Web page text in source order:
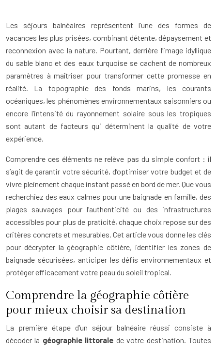
Les séjours balnéaires représentent l’une des formes de
vacances les plus prisées, combinant détente, dépaysement et
reconnexion avec la nature. Pourtant, derrière l’image idyllique
du sable blanc et des eaux turquoise se cachent de nombreux
paramètres à maîtriser pour transformer cette promesse en
réalité. La topographie des fonds marins, les courants
océaniques, les phénomènes environnementaux saisonniers ou
encore l’intensité du rayonnement solaire sous les tropiques
sont autant de facteurs qui déterminent la qualité de votre
expérience.
Comprendre ces éléments ne relève pas du simple confort : il
s’agit de garantir votre sécurité, d’optimiser votre budget et de
vivre pleinement chaque instant passé en bord de mer. Que vous
recherchiez des eaux calmes pour une baignade en famille, des
plages sauvages pour l’authenticité ou des infrastructures
accessibles pour plus de praticité, chaque choix repose sur des
critères concrets et mesurables. Cet article vous donne les clés
pour décrypter la géographie côtière, identifier les zones de
baignade sécurisées, anticiper les défis environnementaux et
protéger efficacement votre peau du soleil tropical.
Comprendre la géographie côtière
pour mieux choisir sa destination
La première étape d’un séjour balnéaire réussi consiste à
décoder la géographie littorale de votre destination. Toutes